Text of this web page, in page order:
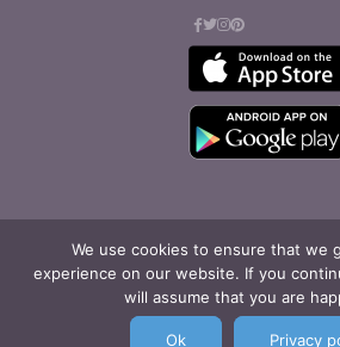
We use cookies to ensure that we
experience on our website. If you
will assume that you are
Ok Privacy
© Cofites 2023. All rights
Conditions
d’abonnement et
d’utilisation